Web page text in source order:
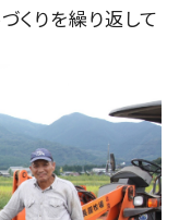
くりを繰り返して